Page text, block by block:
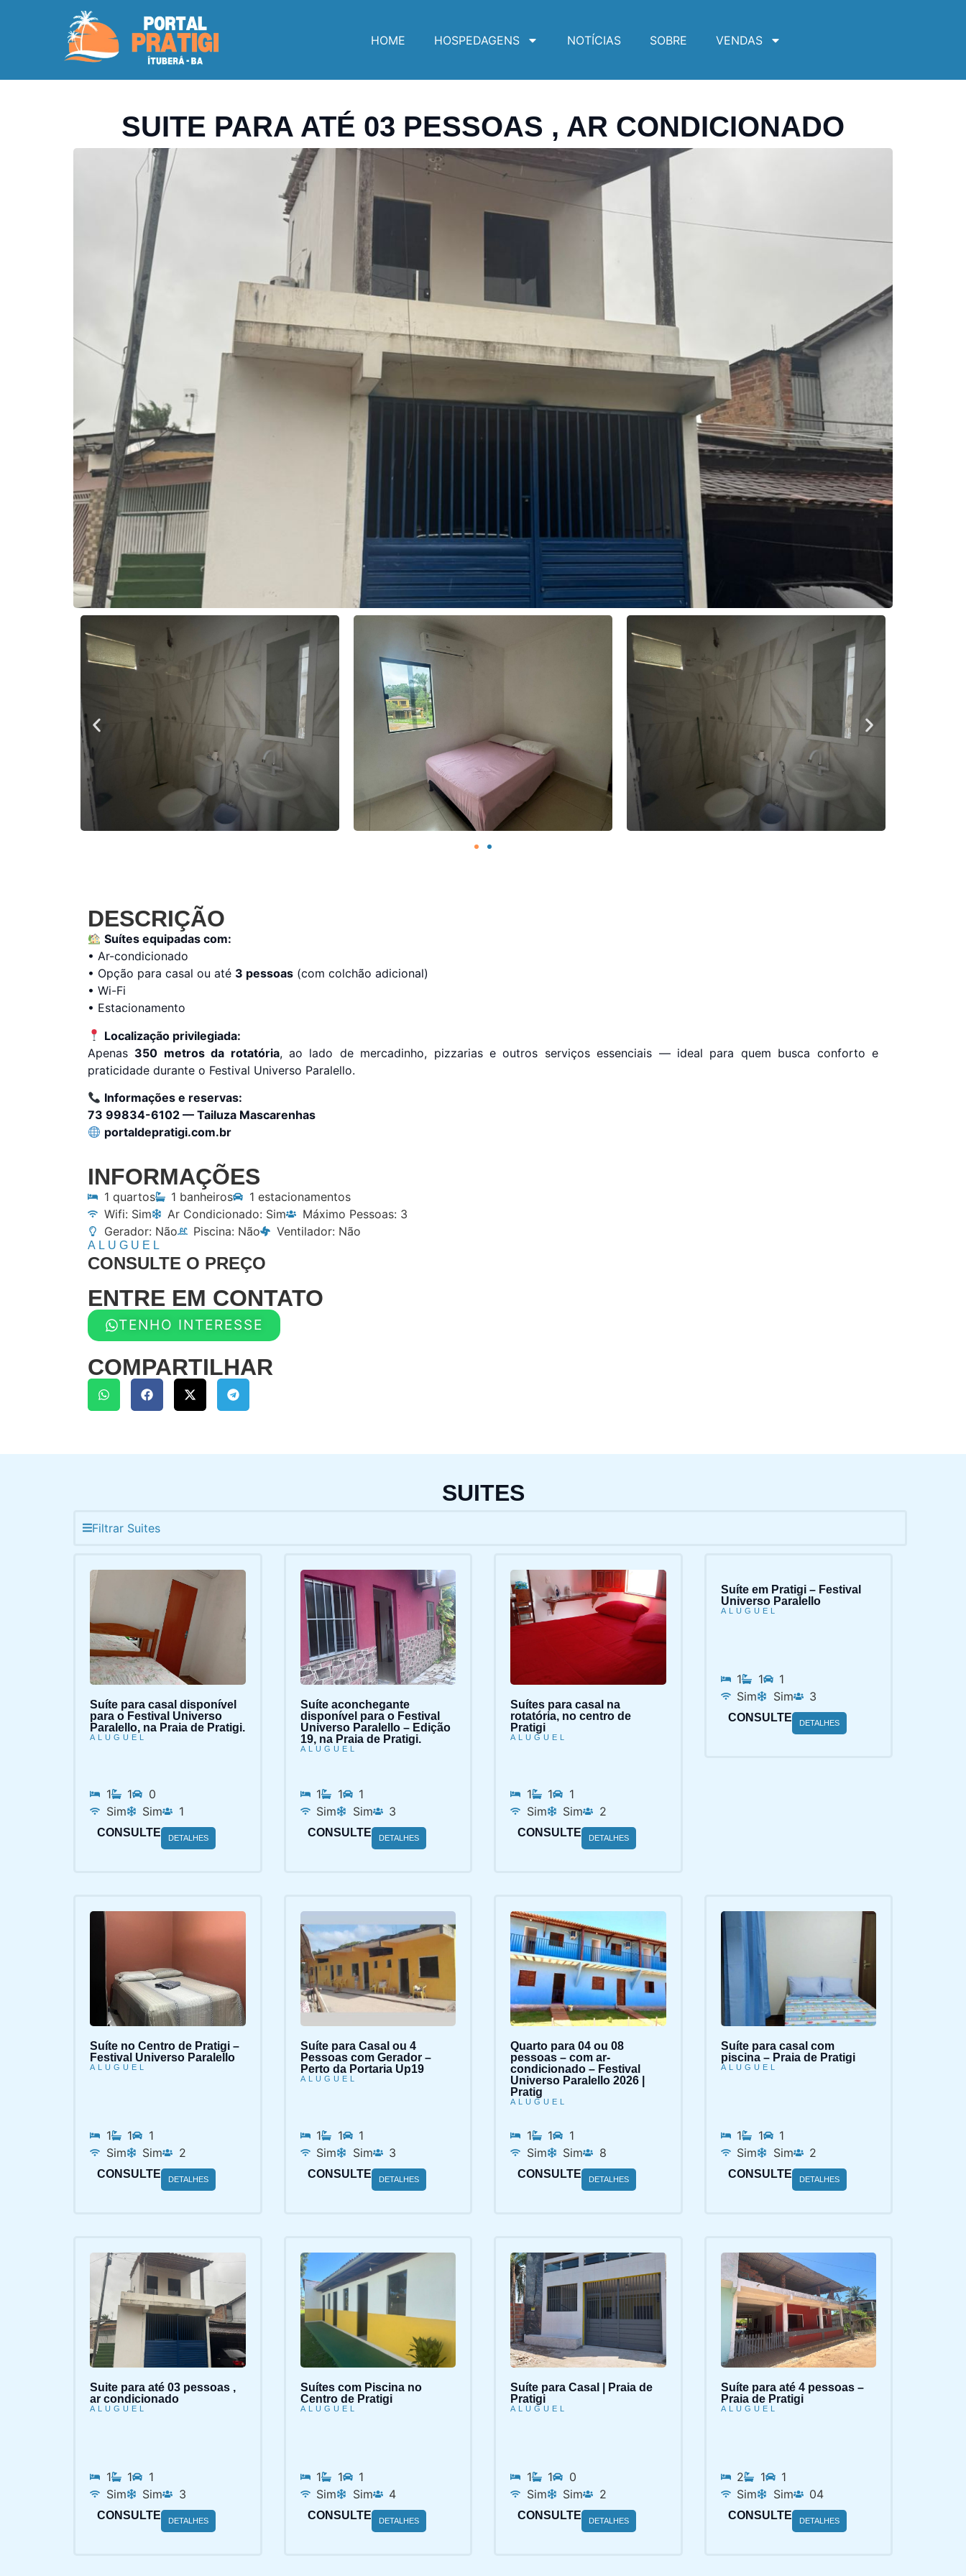
HOME HOSPEDAGENS NOTÍCIAS SOBRE VENDAS
SUITE PARA ATÉ 03 PESSOAS , AR CONDICIONADO
DESCRIÇÃO
Suítes equipadas com:
• Ar-condicionado
• Opção para casal ou até 3 pessoas (com colchão adicional)
• Wi-Fi
• Estacionamento
Localização privilegiada:
Apenas 350 metros da rotatória, ao lado de mercadinho, pizzarias e outros serviços essenciais — ideal para quem busca conforto e
praticidade durante o Festival Universo Paralello.
Informações e reservas:
73 99834-6102 — Tailuza Mascarenhas
portaldepratigi.com.br
INFORMAÇÕES
1 quartos 1 banheiros
1 estacionamentos
Wifi: Sim
Ar Condicionado: Sim
Máximo Pessoas: 3
Gerador: Não
Piscina: Não Ventilador: Não
ALUGUEL
CONSULTE O PREÇO
ENTRE EM CONTATO
TENHO INTERESSE
COMPARTILHAR
SUITES
Filtrar Suites
Suíte para casal disponível
para o Festival Universo
Paralello, na Praia de Pratigi.
ALUGUEL
1 1
0
Sim
Sim 1
CONSULTE DETALHES
Suíte aconchegante
disponível para o Festival
Universo Paralello – Edição
19, na Praia de Pratigi.
ALUGUEL
1 1
1
Sim
Sim 3
CONSULTE DETALHES
Suítes para casal na
rotatória, no centro de
Pratigi
ALUGUEL
1 1
1
Sim
Sim 2
CONSULTE DETALHES
Suíte em Pratigi – Festival
Universo Paralello
ALUGUEL
1 1
1
Sim
Sim 3
CONSULTE DETALHES
Suíte no Centro de Pratigi –
Festival Universo Paralello
ALUGUEL
1 1
1
Sim
Sim 2
CONSULTE DETALHES
Suíte para Casal ou 4
Pessoas com Gerador –
Perto da Portaria Up19
ALUGUEL
1 1
1
Sim
Sim 3
CONSULTE DETALHES
Quarto para 04 ou 08
pessoas – com ar-
condicionado – Festival
Universo Paralello 2026 |
Pratig
ALUGUEL
1 1
1
Sim
Sim 8
CONSULTE DETALHES
Suíte para casal com
piscina – Praia de Pratigi
ALUGUEL
1 1
1
Sim
Sim 2
CONSULTE DETALHES
Suite para até 03 pessoas ,
ar condicionado
ALUGUEL
1 1
1
Sim
Sim 3
CONSULTE DETALHES
Suítes com Piscina no
Centro de Pratigi
ALUGUEL
1 1
1
Sim
Sim 4
CONSULTE DETALHES
Suíte para Casal | Praia de
Pratigi
ALUGUEL
1 1
0
Sim
Sim 2
CONSULTE DETALHES
Suíte para até 4 pessoas –
Praia de Pratigi
ALUGUEL
2 1
1
Sim
Sim 04
CONSULTE DETALHES